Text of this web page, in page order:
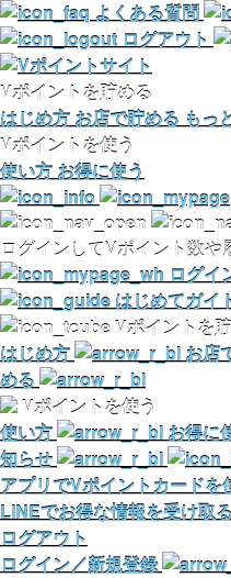
よくある質問
ログアウト
Vポイントを貯める
はじめ方 お店で貯める もっ
Vポイントを使う
使い方 お得に使う
ログインしてVポイント数や
ログイ
はじめてガイ
Vポイントを
はじめ方
お店
める
Vポイントを使う
使い方
お得に
知らせ
アプリでVポイントカードを
LINEでお得な情報を受け取る
ログアウト
ログイン／新規登録